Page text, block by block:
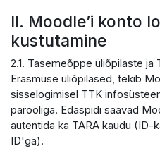
II. Moodle’i konto
kustutamine
2.1. Tasemeõppe üliõpilaste ja
Erasmuse üliõpilased, tekib
sisselogimisel TTK
parooliga. Edaspidi saavad
autentida ka TARA kaudu (ID-
ID'ga).